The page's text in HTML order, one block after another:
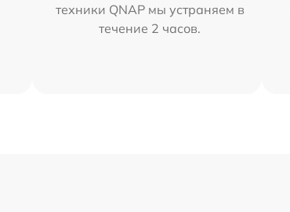
техники QNAP мы устраняем в
течение 2 часов.